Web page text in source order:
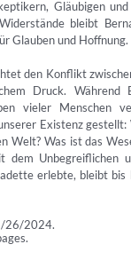
Gläubigen
bleibt
Glauben und Hoffnung.
den Konflikt
Druck.
vieler Menschen
Existenz
Welt? Was ist das
dem Unbegreiflichen
erlebte, bleibt
26/2024.